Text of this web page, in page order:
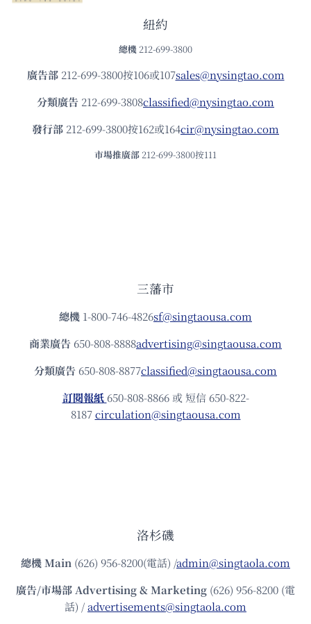
紐約
總機 212-699-3800
廣告部212-699-3800按106或107sales@nysingtao.com
分類廣告 212-699-3808classified@nysingtao.com
發⾏部 212-699-3800按162或164cir@nysingtao.com
市場推廣部 212-699-3800按111
三藩市
總機 1-800-746-4826sf@singtaousa.com
商業廣告 650-808-8888advertising@singtaousa.com
分類廣告 650-808-8877classified@singtaousa.com
訂閱報紙 650-808-8866 或 短信 650-822-
8187circulation@singtaousa.com
洛杉磯
總機Main (626) 956-8200(電話) /admin@singtaola.com
廣告/市場部Advertising & Marketing (626) 956-8200 (電
話) /advertisements@singtaola.com